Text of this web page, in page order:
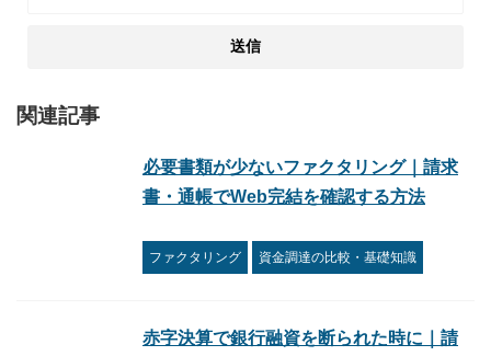
関連記事
必要書類が少ないファクタリング｜請求
書・通帳でWeb完結を確認する方法
ファクタリング 資金調達の比較・基礎知識
赤字決算で銀行融資を断られた時に｜請